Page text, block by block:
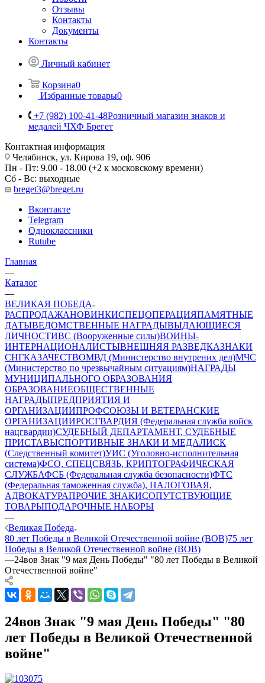
Отзывы
Контакты
Документы
Контакты
Личный кабинет
Корзина0
Избранные товары0
+7 (982) 100-41-48Розничный магазин знаков и
медалей ЧХФ Брегет
Контактная информация
Челябинск, ул. Кирова 19, оф. 906
Пн - Пт: 9.00 - 18.00 (+2 к московскому времени)
Сб - Вс: выходные
breget3@breget.ru
Вконтакте
Telegram
Одноклассники
Rutube
Главная
—
Каталог
—
ВЕЛИКАЯ ПОБЕДА
РАСПРОДАЖАНОВИНКИСПЕЦОПЕРАЦИЯПАМЯТНЫЕ
ДАТЫВЕДОМСТВЕННЫЕ НАГРАДЫВЫДАЮЩИЕСЯ
ЛИЧНОСТИВС (Вооруженные силы)ВОИНЫ-
ИНТЕРНАЦИОНАЛИСТЫВНЕШНЯЯ РАЗВЕДКАЗНАКИ
СНГКАЗАЧЕСТВОМВД (Министерство внутрених дел)МЧС
(Министерство по чрезвычайным ситуациям)НАГРАДЫ
МУНИЦИПАЛЬНОГО ОБРАЗОВАНИЯ
ОБРАЗОВАНИЕОБЩЕСТВЕННЫЕ
НАГРАДЫПРЕДПРИЯТИЯ И
ОРГАНИЗАЦИИПРОФСОЮЗЫ И ВЕТЕРАНСКИЕ
ОРГАНИЗАЦИИРОСГВАРДИЯ (Федеральная служба войск
нацгвардии)СУДЕБНЫЙ ДЕПАРТАМЕНТ, СУДЕБНЫЕ
ПРИСТАВЫСПОРТИВНЫЕ ЗНАКИ И МЕДАЛИСК
(Следственный комитет)УИС (Уголовно-исполнительная
система)ФСО, СПЕЦСВЯЗЬ, КРИПТОГРАФИЧЕСКАЯ
СЛУЖБАФСБ (Федеральная служба безопасности)ФТС
(Федеральная таможенная служба), НАЛОГОВАЯ,
АДВОКАТУРАПРОЧИЕ ЗНАКИСОПУТСТВУЮЩИЕ
ТОВАРЫПОДАРОЧНЫЕ НАБОРЫ
—
Великая Победа
80 лет Победы в Великой Отечественной войне (ВОВ)75 лет
Победы в Великой Отечественной войне (ВОВ)
—24вов Знак "9 мая День Победы" "80 лет Победы в Великой
Отечественной войне"
24вов Знак "9 мая День Победы" "80
лет Победы в Великой Отечественной
войне"